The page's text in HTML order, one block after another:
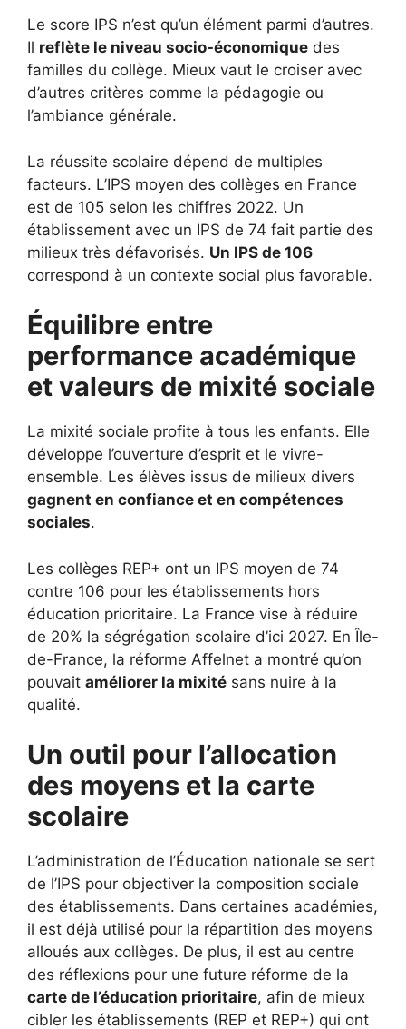
Le score IPS n’est qu’un élément parmi d’autres.
Il reflète le niveau socio-économique des
familles du collège. Mieux vaut le croiser avec
d’autres critères comme la pédagogie ou
l’ambiance générale.
La réussite scolaire dépend de multiples
facteurs. L’IPS moyen des collèges en France
est de 105 selon les chiffres 2022. Un
établissement avec un IPS de 74 fait partie des
milieux très défavorisés. Un IPS de 106
correspond à un contexte social plus favorable.
Équilibre entre
performance académique
et valeurs de mixité sociale
La mixité sociale profite à tous les enfants. Elle
développe l’ouverture d’esprit et le vivre-
ensemble. Les élèves issus de milieux divers
gagnent en confiance et en compétences
sociales.
Les collèges REP+ ont un IPS moyen de 74
contre 106 pour les établissements hors
éducation prioritaire. La France vise à réduire
de 20% la ségrégation scolaire d’ici 2027. En Île-
de-France, la réforme Affelnet a montré qu’on
pouvait améliorer la mixité sans nuire à la
qualité.
Un outil pour l’allocation
des moyens et la carte
scolaire
L’administration de l’Éducation nationale se sert
de l’IPS pour objectiver la composition sociale
des établissements. Dans certaines académies,
il est déjà utilisé pour la répartition des moyens
alloués aux collèges. De plus, il est au centre
des réflexions pour une future réforme de la
carte de l’éducation prioritaire, afin de mieux
cibler les établissements (REP et REP+) qui ont